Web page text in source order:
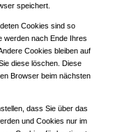
speichert.
Cookies sind so
werden nach Ende Ihres
Cookies bleiben auf
diese löschen. Diese
Browser beim nächsten
dass Sie über das
und Cookies nur im